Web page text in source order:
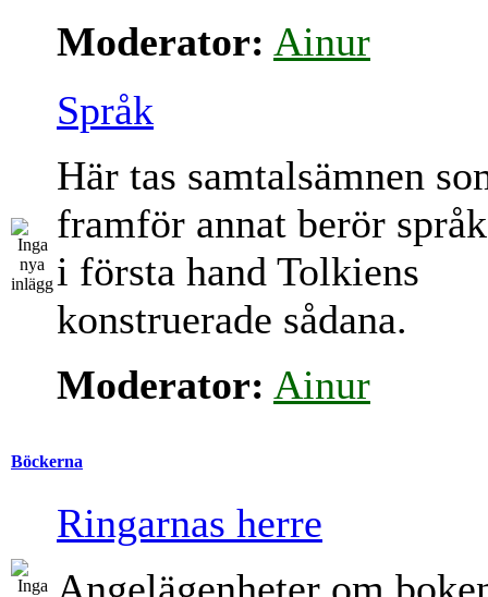
Moderator: Ainur
Språk
Här tas samtalsämnen
framför annat berör
i första hand Tolkiens
konstruerade sådana.
Moderator: Ainur
Böckerna
Ringarnas herre